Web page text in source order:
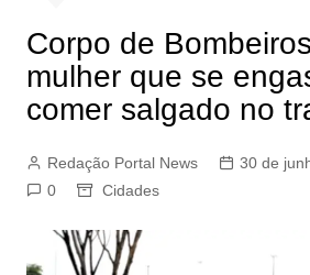
Corpo de
mulher que se
comer salgado no
Redação Portal News
30 de
0
Cidades